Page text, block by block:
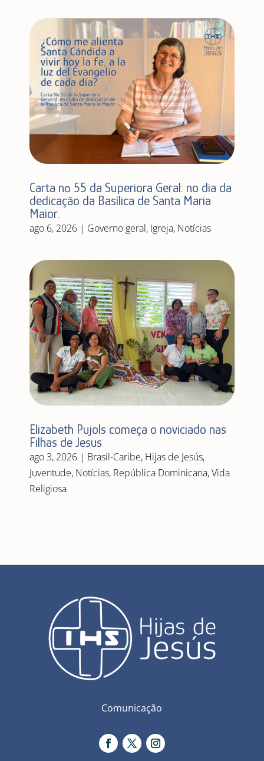
Carta nº 55 da Superiora Geral: no dia da
dedicação da Basílica de Santa Maria
Maior.
ago 6, 2026| Governo geral, Igreja, Notícias
Elizabeth Pujols começa o noviciado nas
Filhas de Jesus
ago 3, 2026| Brasil-Caribe, Hijas de Jesús,
Juventude, Notícias, República Dominicana,Vida
Religiosa
Comunicação